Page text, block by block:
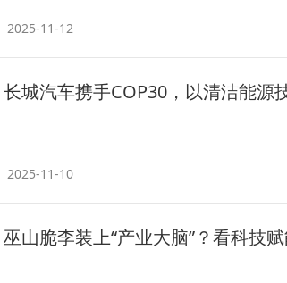
2025-11-12
长城汽车携手COP30，以清洁能源
2025-11-10
巫山脆李装上“产业大脑”？看科技